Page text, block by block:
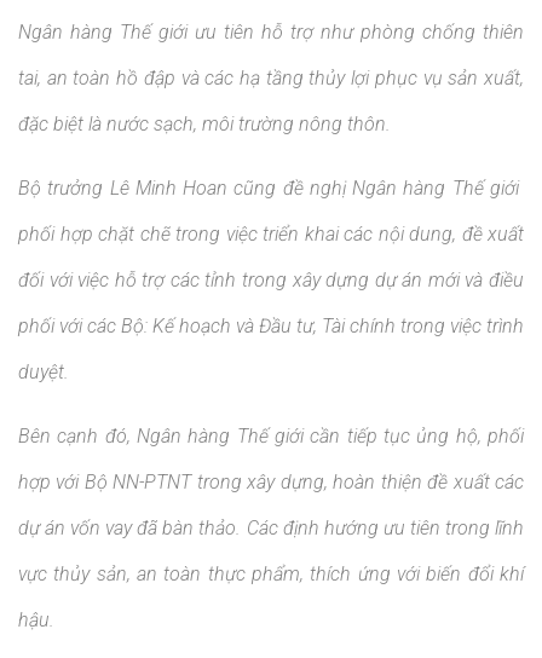
Ngân hàng Thế giới ưu tiên hỗ trợ như phòng chống thiên
tai, an toàn hồ đập và các hạ tầng thủy lợi phục vụ sản xuất,
đặc biệt là nước sạch, môi trường nông thôn.
Bộ trưởng Lê Minh Hoan cũng đề nghị Ngân hàng Thế giới
phối hợp chặt chẽ trong việc triển khai các nội dung, đề xuất
đối với việc hỗ trợ các tỉnh trong xây dựng dự án mới và điều
phối với các Bộ: Kế hoạch và Đầu tư, Tài chính trong việc trình
duyệt.
Bên cạnh đó, Ngân hàng Thế giới cần tiếp tục ủng hộ, phối
hợp với Bộ NN-PTNT trong xây dựng, hoàn thiện đề xuất các
dự án vốn vay đã bàn thảo. Các định hướng ưu tiên trong lĩnh
vực thủy sản, an toàn thực phẩm, thích ứng với biến đổi khí
hậu.